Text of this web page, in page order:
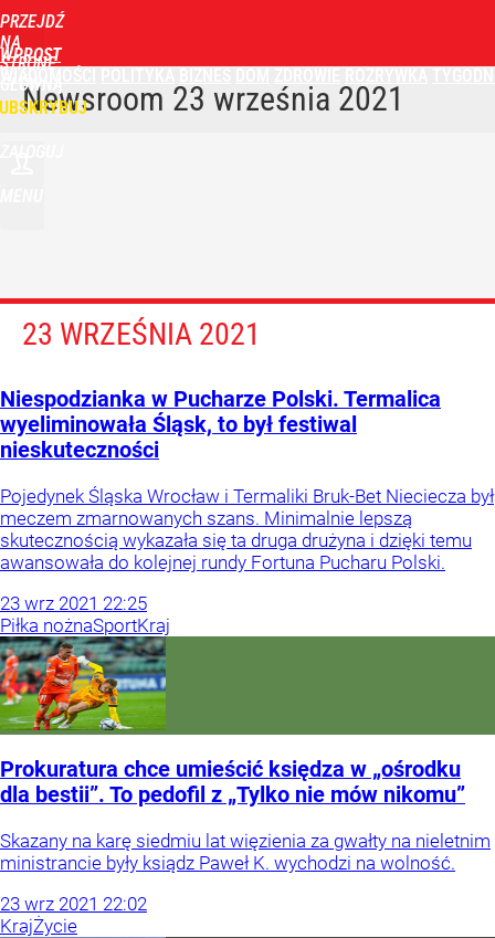
PRZEJDŹ
NA
STRONĘ
GŁÓWNĄ
WPROST
Newsroom 23 września 2021
23 WRZEŚNIA 2021
Niespodzianka w Pucharze Polski. Termalica
wyeliminowała Śląsk, to był festiwal
nieskuteczności
Pojedynek Śląska Wrocław i Termaliki Bruk-Bet Nieciecza był
meczem zmarnowanych szans. Minimalnie lepszą
skutecznością wykazała się ta druga drużyna i dzięki temu
awansowała do kolejnej rundy Fortuna Pucharu Polski.
23 wrz 2021 22:25
Piłka nożnaSportKraj
Prokuratura chce umieścić księdza w „ośrodku
dla bestii”. To pedofil z „Tylko nie mów nikomu”
Skazany na karę siedmiu lat więzienia za gwałty na nieletnim
ministrancie były ksiądz Paweł K. wychodzi na wolność.
23 wrz 2021 22:02
KrajŻycie